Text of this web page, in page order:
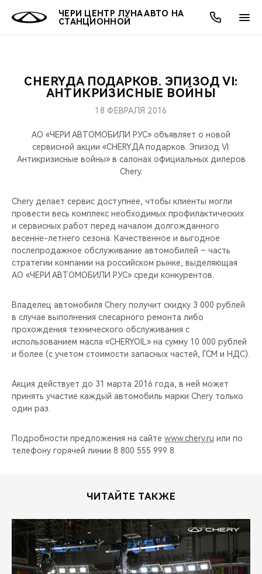
ЧЕРИ ЦЕНТР ЛУНА АВТО НА
СТАНЦИОННОЙ
МОДЕЛИ
КРОССОВЕРЫ
НОВИНКИ
ПОКУПАТЕЛЯМ
КРЕДИТ И СТРАХОВАНИЕ
ВЛАДЕЛЬЦАМ
ЗАПЧАСТИ И АКСЕССУАРЫ
CHERY CONNECT
МИР CHERY
О БРЕНДЕ
ЛЮДИ CHERY
CHERY REMOTE
НАШИ МЕРОПРИЯТИЯ
ВИДЕООБЗОРЫ
CHERY ДЛЯ ДЕТЕЙ
АКЦИИ
ОНЛАЙН СЕРВИСЫ
КРЕДИТ
О КОМПАНИИ
МЫ В СОЦСЕТЯХ
CHERYДА ПОДАРКОВ. ЭПИЗОД VI:
АНТИКРИЗИСНЫЕ ВОЙНЫ
18 ФЕВРАЛЯ 2016
АО «ЧЕРИ АВТОМОБИЛИ РУС» объявляет о новой
сервисной акции «CHERYДА подарков. Эпизод VI:
Антикризисные войны» в салонах официальных дилеров
Chery.
Chery делает сервис доступнее, чтобы клиенты могли
провести весь комплекс необходимых профилактических
и сервисных работ перед началом долгожданного
весенне-летнего сезона. Качественное и выгодное
послепродажное обслуживание автомобилей – часть
стратегии компании на российском рынке, выделяющая
АО «ЧЕРИ АВТОМОБИЛИ РУС» среди конкурентов.
Владелец автомобиля Chery получит скидку 3 000 рублей
в случае выполнения слесарного ремонта либо
прохождения технического обслуживания с
использованием масла «CHERYOIL» на сумму 10 000 рублей
и более (с учетом стоимости запасных частей, ГСМ и НДС).
Акция действует до 31 марта 2016 года, в ней может
принять участие каждый автомобиль марки Chery только
один раз.
Подробности предложения на сайте www.chery.ru или по
телефону горячей линии 8 800 555 999 8.
ЧИТАЙТЕ ТАКЖЕ